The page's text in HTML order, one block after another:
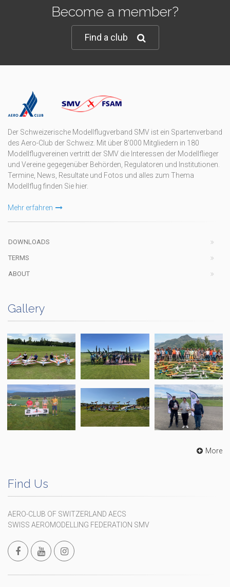
Become a member?
Find a club
Der Schweizerische Modellflugverband SMV ist ein Spartenverband
des Aero-Club der Schweiz. Mit über 8'000 Mitgliedern in 180
Modellflugvereinen vertritt der SMV die Interessen der Modellflieger
und Vereine gegegenüber Behörden, Regulatoren und Institutionen.
Termine, News, Resultate und Fotos und alles zum Thema
Modellflug finden Sie hier.
Mehr erfahren
DOWNLOADS
TERMS
ABOUT
Gallery
More
Find Us
AERO-CLUB OF SWITZERLAND AECS
SWISS AEROMODELLING FEDERATION SMV